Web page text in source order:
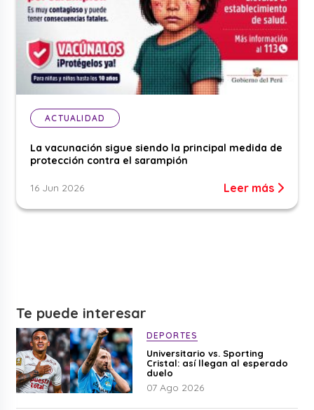
ACTUALIDAD
La vacunación sigue siendo la principal medida de
protección contra el sarampión
16 Jun 2026 Leer más
Te puede interesar
DEPORTES
Universitario vs. Sporting
Cristal: así llegan al esperado
duelo
07 Ago 2026